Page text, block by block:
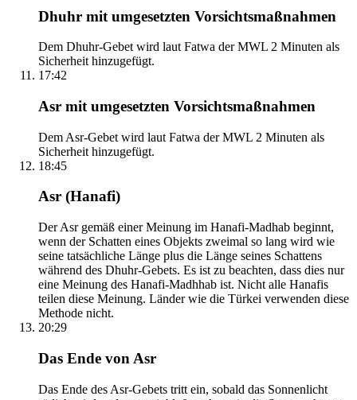
Dhuhr mit umgesetzten Vorsichtsmaßnahmen
Dem Dhuhr-Gebet wird laut Fatwa der MWL 2 Minuten als
Sicherheit hinzugefügt.
17:42
Asr mit umgesetzten Vorsichtsmaßnahmen
Dem Asr-Gebet wird laut Fatwa der MWL 2 Minuten als
Sicherheit hinzugefügt.
18:45
Asr (Hanafi)
Der Asr gemäß einer Meinung im Hanafi-Madhab beginnt,
wenn der Schatten eines Objekts zweimal so lang wird wie
seine tatsächliche Länge plus die Länge seines Schattens
während des Dhuhr-Gebets. Es ist zu beachten, dass dies nur
eine Meinung des Hanafi-Madhhab ist. Nicht alle Hanafis
teilen diese Meinung. Länder wie die Türkei verwenden diese
Methode nicht.
20:29
Das Ende von Asr
Das Ende des Asr-Gebets tritt ein, sobald das Sonnenlicht